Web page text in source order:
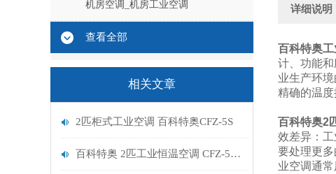
机房空调_机房工业空调
查看全部
相关文章
2匹柜式工业空调 百科特奥CFZ-5S
百科特奥 2匹工业恒温空调 CFZ-5S适用范围有哪些
详细说明
百科特奥
计、功能
业生产环
精确的温度
百科特奥2
效差异：
要处理更多
业空调通